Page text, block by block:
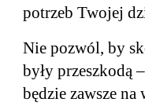
potrzeb Twojej
Nie pozwól, by
były przeszkodą
będzie zawsze na